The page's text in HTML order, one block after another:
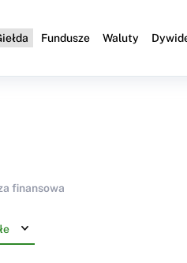
Fundusze Waluty
finansowa